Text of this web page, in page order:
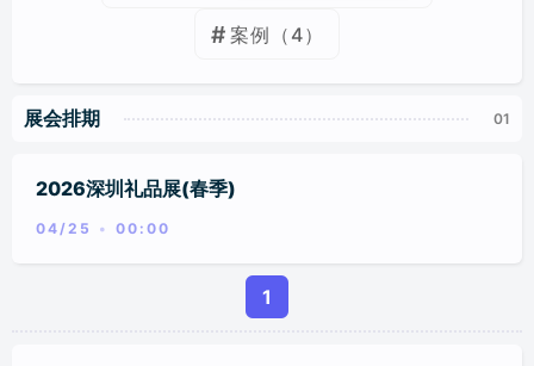
店铺/快闪店装修
WIKI
案例 （4）
展会排期
2026深圳礼品展(春季)
04/25 00:00
1